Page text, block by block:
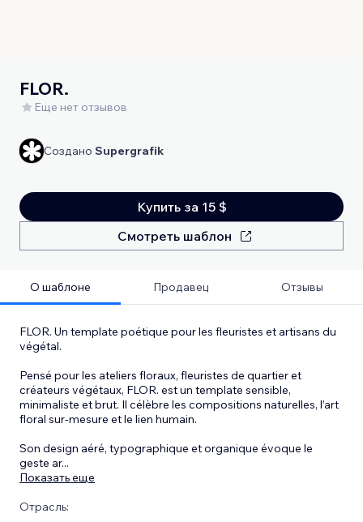
FLOR.
Еще нет отзывов
Создано Supergrafik
Купить за 15 $
Смотреть шаблон
О шаблоне Продавец Отзывы
FLOR. Un template poétique pour les fleuristes et artisans du
végétal.
Pensé pour les ateliers floraux, fleuristes de quartier et
créateurs végétaux, FLOR. est un template sensible,
minimaliste et brut. Il célèbre les compositions naturelles, l’art
floral sur-mesure et le lien humain.
Son design aéré, typographique et organique évoque le
geste ar...
Показать еще
Отрасль: